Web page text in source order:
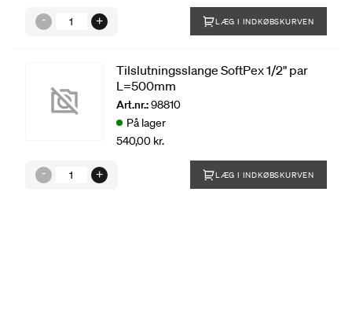
LÆG I INDKØBSKURVEN
Tilslutningsslange SoftPex 1/2" par
L=500mm
Art.nr.:98810
På lager
540,00 kr.
LÆG I INDKØBSKURVEN